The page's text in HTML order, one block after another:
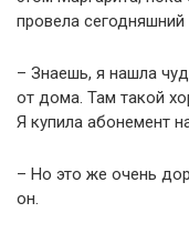
провела сегодняшний
– Знаешь, я нашла
от дома. Там такой
Я купила абонемент
– Но это же очень
он.